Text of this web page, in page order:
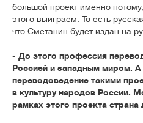
большой проект именно
этого выиграем. То есть
что Сметанин будет издан на
- До этого профессия
Россией и западным миром.
переводоведение такими
в культуру народов России.
рамках этого проекта